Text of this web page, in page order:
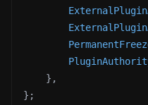
} ,
} ;